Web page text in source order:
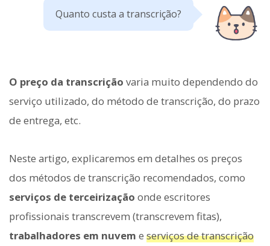
Quanto custa a transcrição?
O preço da transcrição varia muito dependendo do
serviço utilizado, do método de transcrição, do prazo
de entrega, etc.
Neste artigo, explicaremos em detalhes os preços
dos métodos de transcrição recomendados, como
serviços de terceirização onde escritores
profissionais transcrevem (transcrevem fitas),
trabalhadores em nuvem e serviços de transcrição